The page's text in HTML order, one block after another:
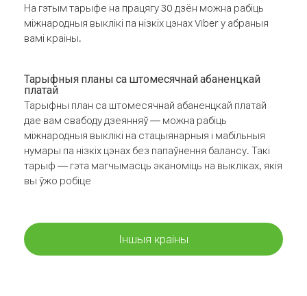
На гэтым тарыфе на працягу 30 дзён можна рабіць
міжнародныя выклікі па нізкіх цэнах Viber у абраныя
вамі краіны.
Тарыфныя планы са штомесячнай абаненцкай
платай
Тарыфны план са штомесячнай абаненцкай платай
дае вам свабоду дзеянняў — можна рабіць
міжнародныя выклікі на стацыянарныя і мабільныя
нумары па нізкіх цэнах без папаўнення балансу. Такі
тарыф — гэта магчымасць эканоміць на выкліках, якія
вы ўжо робіце
Іншыя краіны